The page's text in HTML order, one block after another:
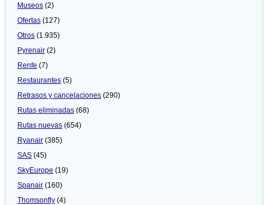
Museos (2)
Ofertas (127)
Otros (1.935)
Pyrenair (2)
Renfe (7)
Restaurantes (5)
Retrasos y cancelaciones (290)
Rutas eliminadas (68)
Rutas nuevas (654)
Ryanair (385)
SAS (45)
SkyEurope (19)
Spanair (160)
Thomsonfly (4)